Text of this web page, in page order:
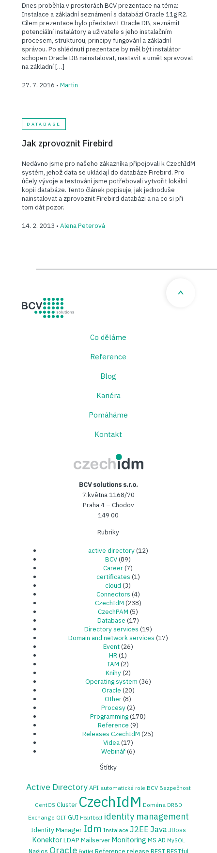
Dnes proběhla v prostorách BCV prezentace na téma:
Instalace a základní seznámení s databází Oracle 11g R2.
Cílem prezentace bylo představit Oracle DB, seznámit
potenciální instalátory a uživatele s jeho instalačním
procesem, strukturou, principy fungování a základní
správou. Po shlédnutí prezentace by měl být instalátor
schopen Oracle DB nainstalovat, nastavit a umět spravovat
na základní […]
27. 7. 2016 • Martin
DATABASE
Jak zprovoznit Firebird
Nedávno jsme pro našeho zákazníka připojovali k CzechIdM
systém, jehož data se ukládají do databáze Firebird. Pro
účely vývoje a testování jsme potřebovali vytvořit lokální
kopii databáze. Tento článek popisuje, jak jednoduše
nainstalovat a zprovoznit Firebird databázi a na co si při
tom dát pozor.
14. 2. 2013 • Alena Peterová
Co děláme
Reference
Blog
Kariéra
Pomáháme
Kontakt
BCV solutions s.r.o.
7.května 1168/70
Praha 4 – Chodov
149 00
Rubriky
active directory(12)
BCV(89)
Career(7)
certificates (1)
cloud (3)
Connectors (4)
CzechIdM (238)
CzechPAM (5)
Database (17)
Directory services (19)
Domain and network services (17)
Event(26)
HR (1)
IAM (2)
Knihy(2)
Operating system (36)
Oracle (20)
Other(8)
Procesy(2)
Programming(178)
Reference (9)
Releases CzechIdM (25)
Videa(17)
Webinář(6)
Štítky
Active DirectoryAPI automatické role BCV Bezpečnost
CentOS Cluster CzechIdM Doména DRBD
Exchange GIT GUI Heartbeat identity management
Identity Manager Idm Instalace J2EEJavaJBoss
KonektorLDAP Mailserver Monitoring MS AD MySQL
Nagios Oracle Portlet Reference release RESTRESTful